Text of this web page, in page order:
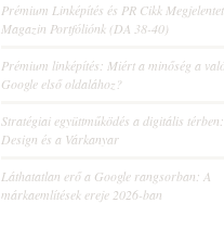
Prémium Linképítés és PR Cikk
Magazin Portfóliónk (DA 38-40)
Prémium linképítés: Miért a minőség a
Google első oldalához?
Stratégiai együttműködés a digitális
Design és a Várkanyar
Láthatatlan erő a Google rangsorban: A
márkaemlítések ereje 2026-ban